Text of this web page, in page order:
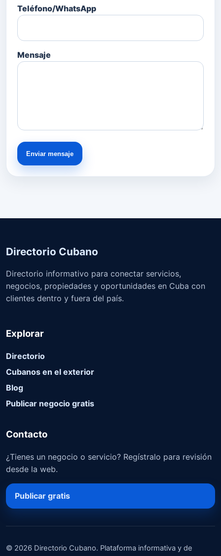
Teléfono/WhatsApp
Mensaje
Enviar mensaje
Directorio Cubano
Directorio informativo para conectar servicios,
negocios, propiedades y oportunidades en Cuba con
clientes dentro y fuera del país.
Explorar
Directorio
Cubanos en el exterior
Blog
Publicar negocio gratis
Contacto
¿Tienes un negocio o servicio? Regístralo para revisión
desde la web.
Publicar gratis
© 2026 Directorio Cubano. Plataforma informativa y de